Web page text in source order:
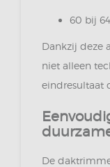
60 bij
Dankzij deze
niet alleen
eindresultaat
De